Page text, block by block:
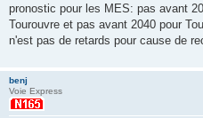
pronostic pour les MES: pas avant
Tourouvre et pas avant 2040 pour
n'est pas de retards pour cause de
benj
Voie Express